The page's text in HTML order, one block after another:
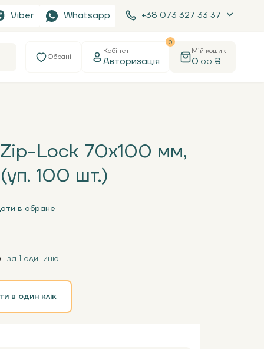
Viber Whatsapp +38 073 327 33 37
Обрані
Кабінет
Авторизація
0
Мій кошик
0.00 ₴
Lock 70х100 мм,
100 шт.)
в обране
за 1 одиницю
в один клік